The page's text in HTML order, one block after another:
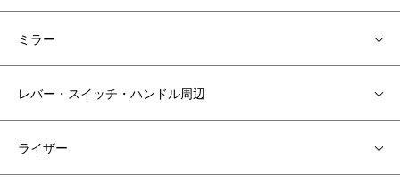
ミラー
レバー・スイッチ・ハンドル周辺
ライザー